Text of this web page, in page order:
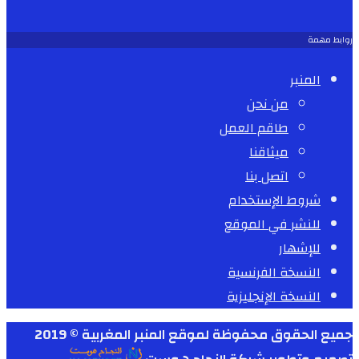
روابط مهمة
المنبر
من نحن
طاقم العمل
ميثاقنا
اتصل بنا
شروط الإستخدام
للنشر في الموقع
للإشهار
النسخة الفرنسية
النسخة الإنجليزية
جميع الحقوق محفوظة لموقع المنبر المغربية © 2019